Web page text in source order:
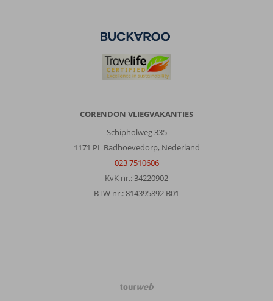
CORENDON VLIEGVAKANTIES
Schipholweg 335
1171 PL Badhoevedorp, Nederland
023 7510606
KvK nr.: 34220902
BTW nr.: 814395892 B01
TourWeb